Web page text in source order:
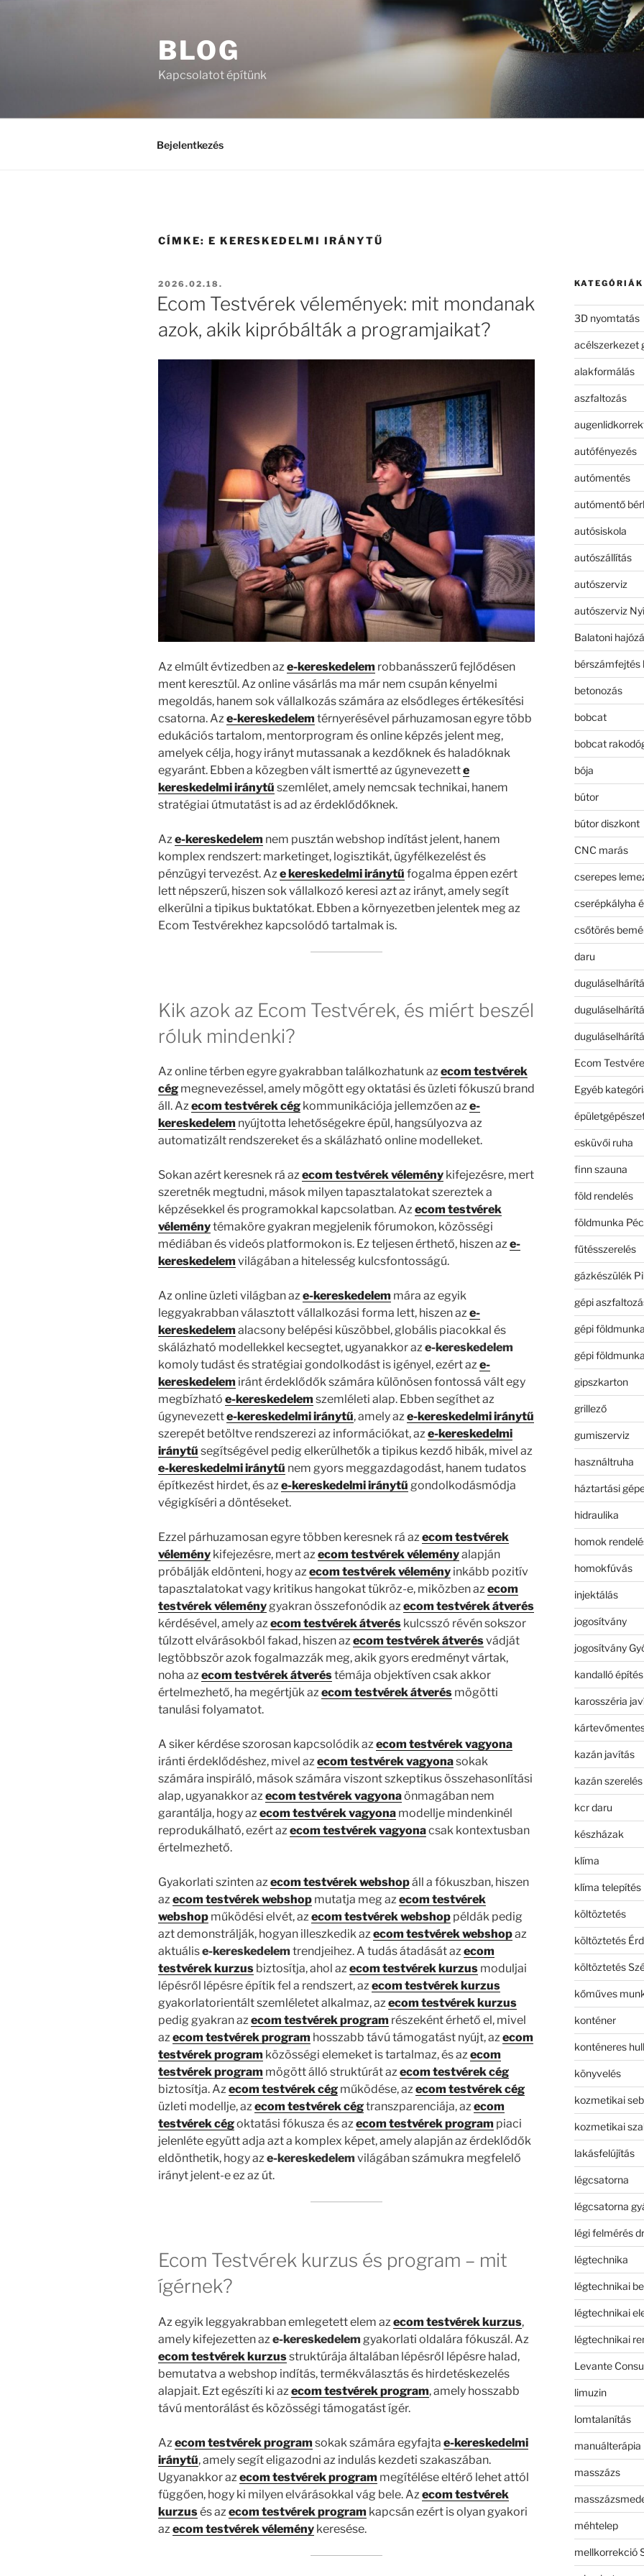
BLOG
Kapcsolatot építünk
Bejelentkezés
CÍMKE: E KERESKEDELMI IRÁNYTŰ
BEKÜLDVE:
2026.02.18.
Ecom Testvérek vélemények: mit mondanak
azok, akik kipróbálták a programjaikat?
Az elmúlt évtizedben aze-kereskedelem robbanásszerű fejlődésen
ment keresztül. Az online vásárlás ma már nem csupán kényelmi
megoldás, hanem sok vállalkozás számára az elsődleges értékesítési
csatorna. Aze-kereskedelem térnyerésével párhuzamosan egyre több
edukációs tartalom, mentorprogram és online képzés jelent meg,
amelyek célja, hogy irányt mutassanak a kezdőknek és haladóknak
egyaránt. Ebben a közegben vált ismertté az úgynevezette
kereskedelmi iránytű szemlélet, amely nemcsak technikai, hanem
stratégiai útmutatást is ad az érdeklődőknek.
Aze-kereskedelem nem pusztán webshop indítást jelent, hanem
komplex rendszert: marketinget, logisztikát, ügyfélkezelést és
pénzügyi tervezést. Aze kereskedelmi iránytű fogalma éppen ezért
lett népszerű, hiszen sok vállalkozó keresi azt az irányt, amely segít
elkerülni a tipikus buktatókat. Ebben a környezetben jelentek meg az
Ecom Testvérekhez kapcsolódó tartalmak is.
Kik azok az Ecom Testvérek, és miért beszél
róluk mindenki?
Az online térben egyre gyakrabban találkozhatunk azecom testvérek
cég megnevezéssel, amely mögött egy oktatási és üzleti fókuszú brand
áll. Azecom testvérek cég kommunikációja jellemzően aze-
kereskedelem nyújtotta lehetőségekre épül, hangsúlyozva az
automatizált rendszereket és a skálázható online modelleket.
Sokan azért keresnek rá azecom testvérek vélemény kifejezésre, mert
szeretnék megtudni, mások milyen tapasztalatokat szereztek a
képzésekkel és programokkal kapcsolatban. Azecom testvérek
véleménytémaköre gyakran megjelenik fórumokon, közösségi
médiában és videós platformokon is. Ez teljesen érthető, hiszen aze-
kereskedelem világában a hitelesség kulcsfontosságú.
Az online üzleti világban aze-kereskedelem mára az egyik
leggyakrabban választott vállalkozási forma lett, hiszen aze-
kereskedelem alacsony belépési küszöbbel, globális piacokkal és
skálázható modellekkel kecsegtet, ugyanakkor aze-kereskedelem
komoly tudást és stratégiai gondolkodást is igényel, ezért aze-
kereskedelem iránt érdeklődők számára különösen fontossá vált egy
megbízható e-kereskedelem szemléleti alap. Ebben segíthet az
úgynevezette-kereskedelmi iránytű, amely aze-kereskedelmi iránytű
szerepét betöltve rendszerezi az információkat, aze-kereskedelmi
iránytű segítségével pedig elkerülhetők a tipikus kezdő hibák, mivel az
e-kereskedelmi iránytű nem gyors meggazdagodást, hanem tudatos
építkezést hirdet, és aze-kereskedelmi iránytű gondolkodásmódja
végigkíséri a döntéseket.
Ezzel párhuzamosan egyre többen keresnek rá azecom testvérek
vélemény kifejezésre, mert azecom testvérek véleményalapján
próbálják eldönteni, hogy azecom testvérek vélemény inkább pozitív
tapasztalatokat vagy kritikus hangokat tükröz-e, miközben azecom
testvérek véleménygyakran összefonódik azecom testvérek átverés
kérdésével, amely azecom testvérek átverés kulcsszó révén sokszor
túlzott elvárásokból fakad, hiszen azecom testvérek átverésvádját
legtöbbször azok fogalmazzák meg, akik gyors eredményt vártak,
noha azecom testvérek átveréstémája objektíven csak akkor
értelmezhető, ha megértjük azecom testvérek átverés mögötti
tanulási folyamatot.
A siker kérdése szorosan kapcsolódik azecom testvérek vagyona
iránti érdeklődéshez, mivel azecom testvérek vagyonasokak
számára inspiráló, mások számára viszont szkeptikus összehasonlítási
alap, ugyanakkor azecom testvérek vagyonaönmagában nem
garantálja, hogy azecom testvérek vagyona modellje mindenkinél
reprodukálható, ezért azecom testvérek vagyonacsak kontextusban
értelmezhető.
Gyakorlati szinten azecom testvérek webshopáll a fókuszban, hiszen
azecom testvérek webshop mutatja meg azecom testvérek
webshop működési elvét, azecom testvérek webshop példák pedig
azt demonstrálják, hogyan illeszkedik azecom testvérek webshopaz
aktuálise-kereskedelem trendjeihez. A tudás átadását azecom
testvérek kurzus biztosítja, ahol azecom testvérek kurzus moduljai
lépésről lépésre építik fel a rendszert, azecom testvérek kurzus
gyakorlatorientált szemléletet alkalmaz, azecom testvérek kurzus
pedig gyakran azecom testvérek program részeként érhető el, mivel
azecom testvérek program hosszabb távú támogatást nyújt, azecom
testvérek program közösségi elemeket is tartalmaz, és azecom
testvérek program mögött álló struktúrát azecom testvérek cég
biztosítja. Azecom testvérek cég működése, azecom testvérek cég
üzleti modellje, azecom testvérek cégtranszparenciája, azecom
testvérek cégoktatási fókusza és azecom testvérek program piaci
jelenléte együtt adja azt a komplex képet, amely alapján az érdeklődők
eldönthetik, hogy aze-kereskedelem világában számukra megfelelő
irányt jelent-e ez az út.
Ecom Testvérek kurzus és program – mit
ígérnek?
Az egyik leggyakrabban emlegetett elem azecom testvérek kurzus,
amely kifejezetten aze-kereskedelem gyakorlati oldalára fókuszál. Az
ecom testvérek kurzusstruktúrája általában lépésről lépésre halad,
bemutatva a webshop indítás, termékválasztás és hirdetéskezelés
alapjait. Ezt egészíti ki azecom testvérek program, amely hosszabb
távú mentorálást és közösségi támogatást ígér.
Azecom testvérek program sokak számára egyfajta e-kereskedelmi
iránytű, amely segít eligazodni az indulás kezdeti szakaszában.
Ugyanakkor azecom testvérek program megítélése eltérő lehet attól
függően, hogy ki milyen elvárásokkal vág bele. Azecom testvérek
kurzusés azecom testvérek program kapcsán ezért is olyan gyakori
azecom testvérek vélemény keresése.
KATEGÓRIÁK
3D nyomtatás
acélszerkezet
alakformálás
aszfaltozás
autófényezés
autómentés
autómentő
autósiskola
autószállítás
autószerviz
autószerviz
Balatoni
bérszámfejtés
betonozás
bobcat
bobcat
bója
bútor
bútor diszkont
CNC marás
cserepes
cserépkályha
csőtörés
daru
Ecom
Egyéb
esküvői ruha
finn szauna
föld rendelés
földmunka
fűtésszerelés
gázkészülék
gépi
gépi földmunka
gépi
gipszkarton
grillező
gumiszerviz
használtruha
háztartási
hidraulika
homok
homokfúvás
injektálás
jogosítvány
jogosítvány
kandalló építés
karosszéria
kazán javítás
kazán szerelés
kcr daru
készházak
klíma
klíma telepítés
költöztetés
költöztetés Érd
költöztetés
kőműves
konténer
konténeres
könyvelés
kozmetikai
kozmetikai
lakásfelújítás
légcsatorna
légcsatorna
légi felmérés
légtechnika
légtechnikai
légtechnikai
légtechnikai
Levante
limuzin
lomtalanítás
manuálterápia
masszázs
méhtelep
mellkorrekció